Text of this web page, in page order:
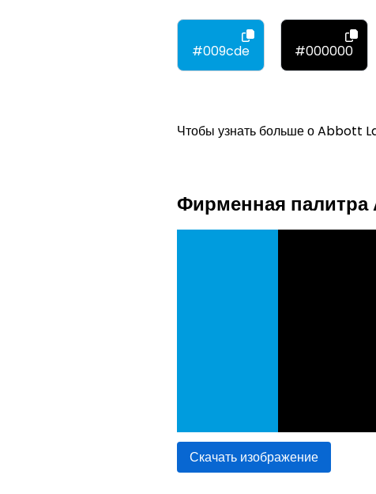
#009cde #000000
Чтобы узнать больше о Abbott
Фирменная
Скачать изображение